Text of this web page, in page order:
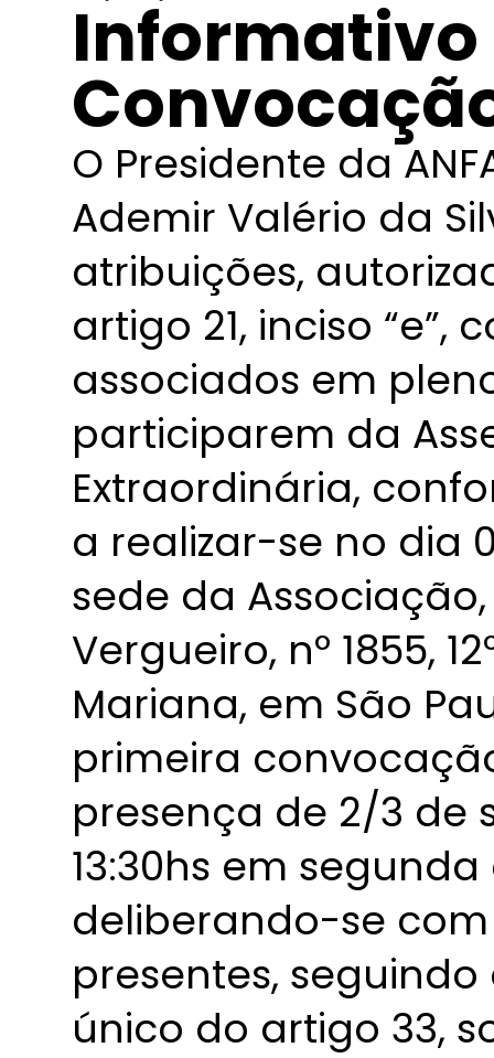
Informativo
O Presidente da
Ademir Valério da
atribuições,
artigo 21, inciso “e”,
associados em
participarem da
Extraordinária,
a realizar-se no dia
sede da
Vergueiro, nº 1855,
Mariana, em São
primeira
presença de 2/3 de
13:30hs em
deliberando-se
presentes,
único do artigo 33,